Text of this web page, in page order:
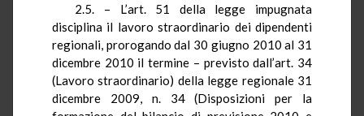
2.5. – L’art. 51 della legge impugnata
disciplina il lavoro straordinario dei dipendenti
regionali, prorogando dal 30 giugno 2010 al 31
dicembre 2010 il termine – previstodall’art. 34
(Lavoro straordinario) dellalegge regionale 31
dicembre 2009, n. 34 (Disposizioni per la